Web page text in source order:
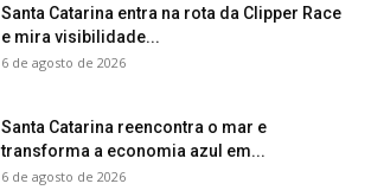
Santa Catarina entra na rota da Clipper Race
e mira visibilidade...
6 de agosto de 2026
Santa Catarina reencontra o mar e
transforma a economia azul em...
6 de agosto de 2026